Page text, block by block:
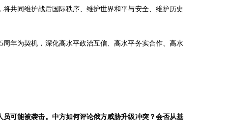
共同维护战后国际秩序、维护世界和平与安全、维护历史
年为契机，深化高水平政治互信、高水平务实合作、高水
可能被袭击。中方如何评论俄方威胁升级冲突？会否从基